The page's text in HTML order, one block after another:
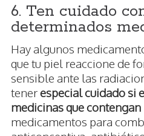
6. Ten cuidado
determinados
Hay algunos
que tu piel reaccione de
sensible ante las
tenerespecial cuidado si
medicinas que
medicamentos para